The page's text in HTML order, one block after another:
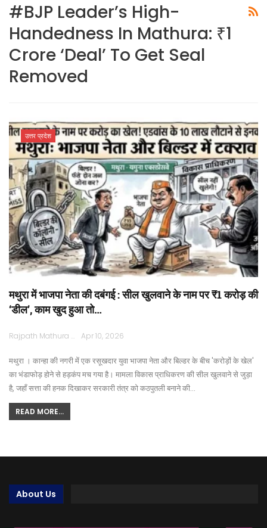
#BJP Leader’s High-
Handedness In Mathura: ₹1
Crore ‘Deal’ To Get Seal
Removed
उत्तर प्रदेश
मथुरा में भाजपा नेता की दबंगई : सील खुलवाने के नाम पर ₹1 करोड़ की
‘डील’, काम खुद हुआ तो…
Rajpath Mathura Apr 10, 2026
​मथुरा । कान्हा की नगरी में एक रसूखदार युवा भाजपा नेता और बिल्डर के बीच 'करोड़ों के खेल'
का भंडाफोड़ होने से हड़कंप मच गया है। मामला विकास प्राधिकरण की सील खुलवाने से जुड़ा
है, जहाँ सत्ता की हनक दिखाकर सरकारी तंत्र को कठपुतली बनाने की…
READ MORE...
About Us